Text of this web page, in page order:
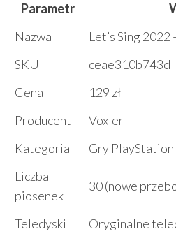
Parametr
Nazwa
Let’s Sing
SKU
ceae310b743d
Cena
129 zł
Producent
Voxler
Kategoria
Gry PlayStation
Liczba
piosenek
30 (nowe
Teledyski Oryginalne